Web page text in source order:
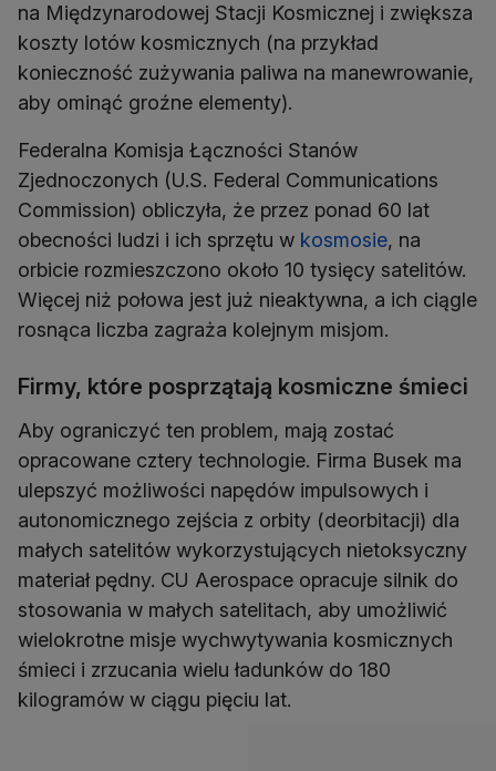
na Międzynarodowej Stacji Kosmicznej i zwiększa
koszty lotów kosmicznych (na przykład
konieczność zużywania paliwa na manewrowanie,
aby ominąć groźne elementy).
Federalna Komisja Łączności Stanów
Zjednoczonych (U.S. Federal Communications
Commission) obliczyła, że przez ponad 60 lat
obecności ludzi i ich sprzętu w kosmosie, na
orbicie rozmieszczono około 10 tysięcy satelitów.
Więcej niż połowa jest już nieaktywna, a ich ciągle
rosnąca liczba zagraża kolejnym misjom.
Firmy, które posprzątają kosmiczne śmieci
Aby ograniczyć ten problem, mają zostać
opracowane cztery technologie. Firma Busek ma
ulepszyć możliwości napędów impulsowych i
autonomicznego zejścia z orbity (deorbitacji) dla
małych satelitów wykorzystujących nietoksyczny
materiał pędny. CU Aerospace opracuje silnik do
stosowania w małych satelitach, aby umożliwić
wielokrotne misje wychwytywania kosmicznych
śmieci i zrzucania wielu ładunków do 180
kilogramów w ciągu pięciu lat.